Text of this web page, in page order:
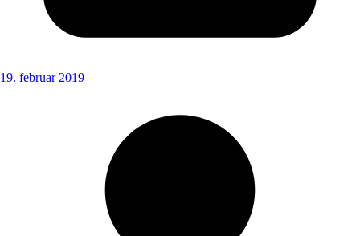
19. februar 2019